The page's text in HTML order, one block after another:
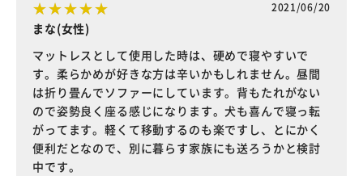
2021/06/20
まな(女性)
マットレスとして使用した時は、硬めで寝やすいで
す。柔らかめが好きな方は辛いかもしれません。昼間
は折り畳んでソファーにしています。背もたれがない
ので姿勢良く座る感じになります。犬も喜んで寝っ転
がってます。軽くて移動するのも楽ですし、とにかく
便利だとなので、別に暮らす家族にも送ろうかと検討
中です。